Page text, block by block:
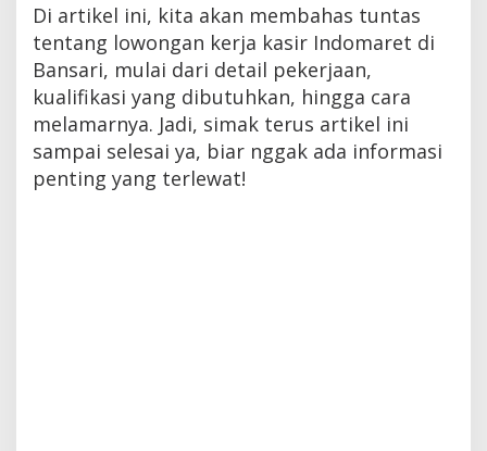
Di artikel ini, kita akan membahas tuntas
tentang lowongan kerja kasir Indomaret di
Bansari, mulai dari detail pekerjaan,
kualifikasi yang dibutuhkan, hingga cara
melamarnya. Jadi, simak terus artikel ini
sampai selesai ya, biar nggak ada informasi
penting yang terlewat!